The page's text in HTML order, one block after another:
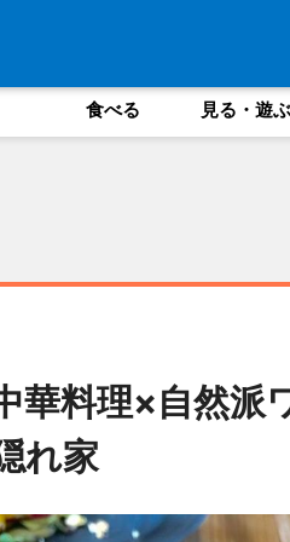
食べる 見る・遊ぶ
華料理×自然
れ家